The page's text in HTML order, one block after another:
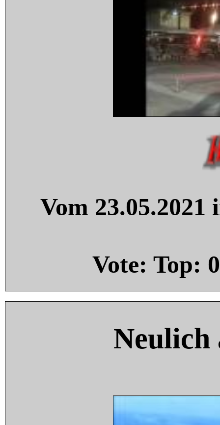
Vom
Vote: Top: 0
Neulich